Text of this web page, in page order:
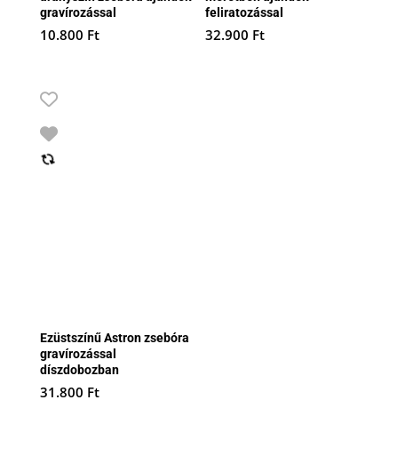
gravírozással
10.800 Ft
feliratozással
32.900 Ft
Ezüstszínű Astron zsebóra
gravírozással
díszdobozban
31.800 Ft